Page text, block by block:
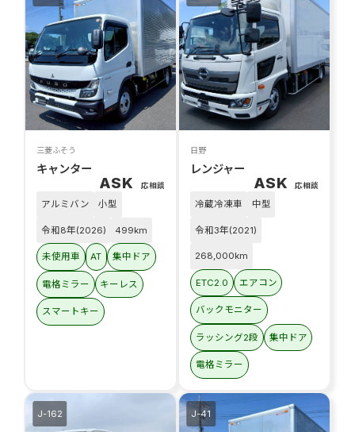
三菱ふそう
キャンター
ASK 応相談
アルミバン 小型
令和8年(2026) 499km
未使用車 AT 集中ドア
電格ミラー キーレス
スマートキー
日野
レンジャー
ASK 応相談
冷蔵冷凍車 中型
令和3年(2021)
268,000km
ETC2.0 エアコン
バックモニター
ラッシング2段 集中ドア
電格ミラー
J-162 J-41